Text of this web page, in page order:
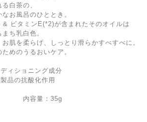
白茶の、
お風呂のひととき。
& ビタミンE(*2)が含まれたそのオイルは
ち乳白色。
肌を柔らげ、しっとり滑らかすべすべに。
めのうるおいケア。
ィショニング成分
品の抗酸化作用
内容量：35g